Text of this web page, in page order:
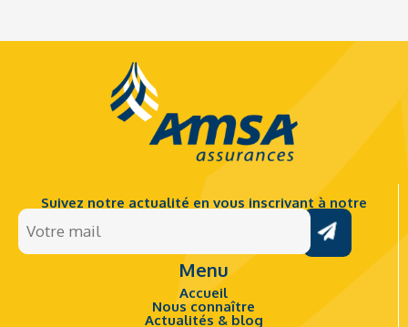
Suivez notre actualité en vous inscrivant à notre
(Nécessaire)
Menu
Accueil
Nous connaître
Actualités & blog